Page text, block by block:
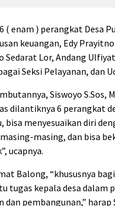
( enam ) perangkat Desa
keuangan, Edy
Sedarat Lor, Andang
Seksi Pelayanan, dan
Siswoyo S.Sos,
dilantiknya 6 perangkat
bisa menyesuaikan diri
masing, dan bisa
ucapnya.
Balong, “khususnya
tugas kepala desa dalam
dan pembangunan,”